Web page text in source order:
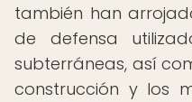
también han
de defensa
subterráneas, así
construcción y los